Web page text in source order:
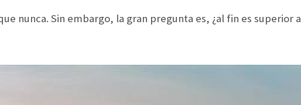
nunca. Sin embargo, la gran pregunta es, ¿al fin es superior a